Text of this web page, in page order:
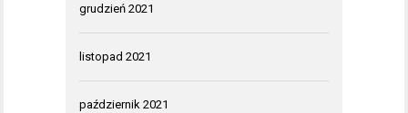
grudzień 2021
listopad 2021
październik 2021